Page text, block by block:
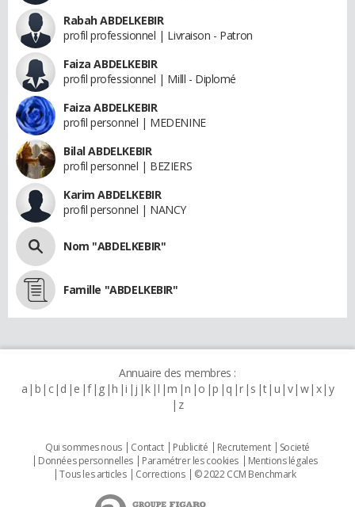
Rabah ABDELKEBIR
profil professionnel | Livraison - Patron
Faiza ABDELKEBIR
profil professionnel | Milll - Diplomé
Faiza ABDELKEBIR
profil personnel | MEDENINE
Bilal ABDELKEBIR
profil personnel | BEZIERS
Karim ABDELKEBIR
profil personnel | NANCY
Nom "ABDELKEBIR"
Famille "ABDELKEBIR"
Annuaire des membres :
a b c d e f g h i j k l m n o p q r s t u v w x y
z
Qui sommes nous Contact Publicité Recrutement
Societé
Données personnelles
Paramétrer les cookies
Mentions légales
Tous les articles
Corrections © 2022 CCM Benchmark